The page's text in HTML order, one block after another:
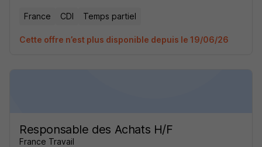
France CDI Temps partiel
Cette offre n’est plus disponible depuis le 19/06/26
Responsable des Achats H/F
France Travail